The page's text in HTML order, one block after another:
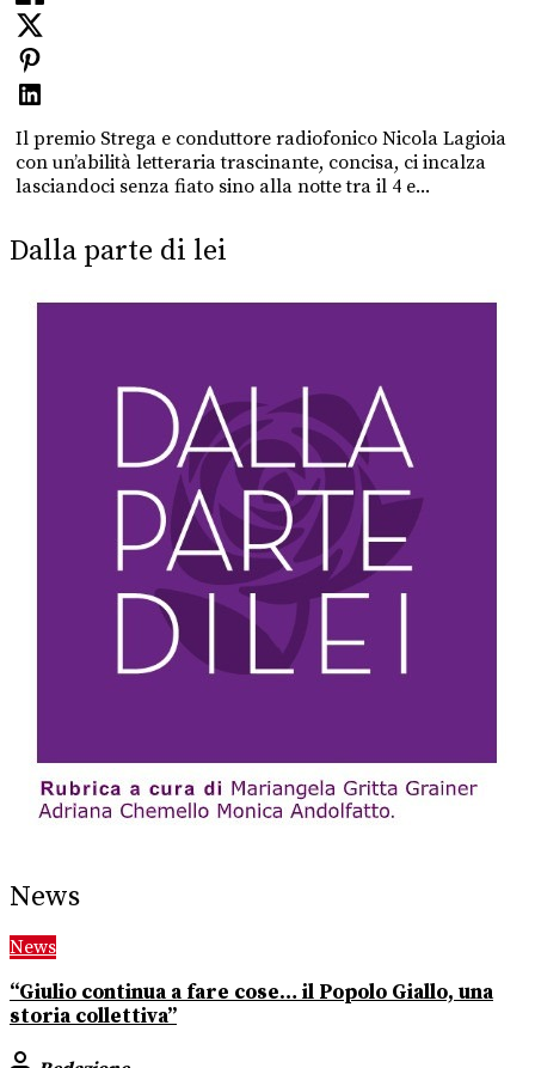
Il premio Strega e conduttore radiofonico Nicola Lagioia
con un’abilità letteraria trascinante, concisa, ci incalza
lasciandoci senza fiato sino alla notte tra il 4 e...
Dalla parte di lei
News
News
“Giulio continua a fare cose… il Popolo Giallo, una
storia collettiva”